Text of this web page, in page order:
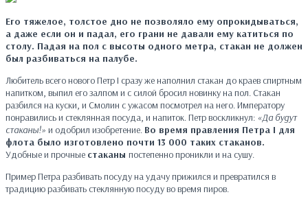
Его тяжелое, толстое дно не позволяло ему опрокидываться,
а даже если он и падал, его грани не давали ему катиться по
столу. Падая на пол с высоты одного метра, стакан не должен
был разбиваться на палубе.
Любитель всего нового Петр I сразу же наполнил стакан до краев спиртным
напитком, выпил его залпом и с силой бросил новинку на пол. Стакан
разбился на куски, и Смолин с ужасом посмотрел на него. Императору
понравились и стеклянная посуда, и напиток. Петр воскликнул: «Да будут
стаканы!» и одобрил изобретение. Во время правления Петра I для
флота было изготовлено почти 13 000 таких стаканов.
Удобные и прочные стаканы постепенно проникли и на сушу.
Пример Петра разбивать посуду на удачу прижился и превратился в
традицию разбивать стеклянную посуду во время пиров.